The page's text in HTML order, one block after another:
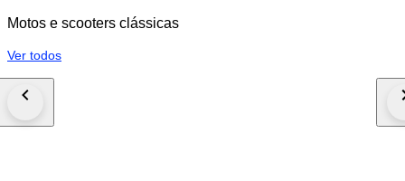
Motos e scooters clássicas
Ver todos